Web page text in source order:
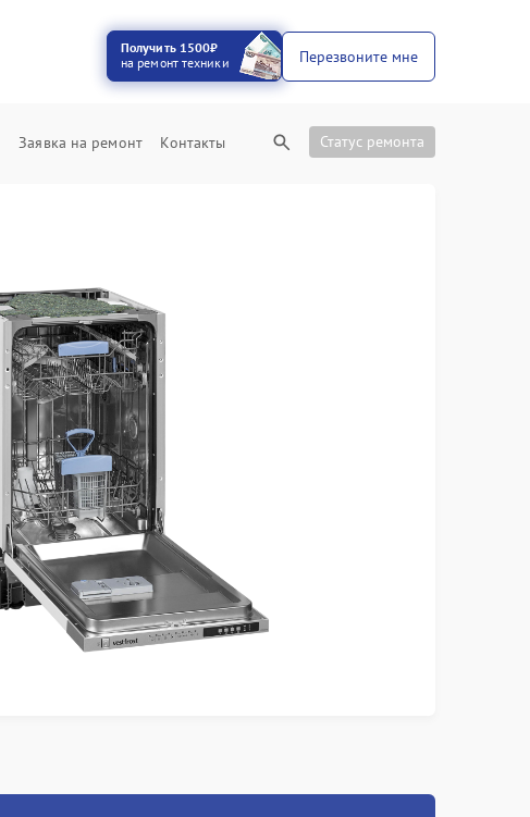
Получить 1500₽
на ремонт техники
Перезвоните мне
Заявка на ремонт Контакты Статус ремонта